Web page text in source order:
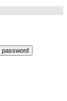
password